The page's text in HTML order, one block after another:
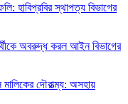
হাবিপ্রবির স্থাপত্য বিভাগের
অবরুদ্ধ করল আইন বিভাগের
মালিকের দৌরাত্ম্য: অসহায়